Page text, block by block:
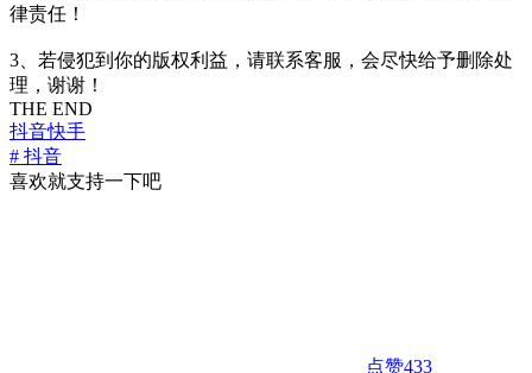
律责任！
3、若侵犯到你的版权利益，请联系客服，会尽快给予删除处
理，谢谢！
THE END
抖音快手
# 抖音
喜欢就支持一下吧
点赞433